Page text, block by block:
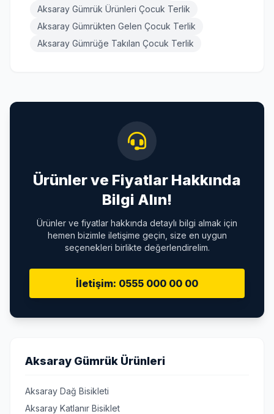
Aksaray Gümrük Ürünleri Çocuk Terlik
Aksaray Gümrükten Gelen Çocuk Terlik
Aksaray Gümrüğe Takılan Çocuk Terlik
Ürünler ve Fiyatlar Hakkında
Bilgi Alın!
Ürünler ve fiyatlar hakkında detaylı bilgi almak için
hemen bizimle iletişime geçin, size en uygun
seçenekleri birlikte değerlendirelim.
İletişim: 0555 000 00 00
Aksaray Gümrük Ürünleri
Aksaray Dağ Bisikleti
Aksaray Katlanır Bisiklet